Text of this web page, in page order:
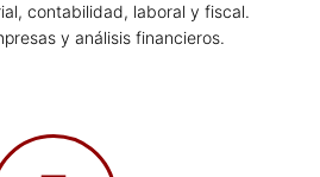
contabilidad, laboral y fiscal.
y análisis financieros.